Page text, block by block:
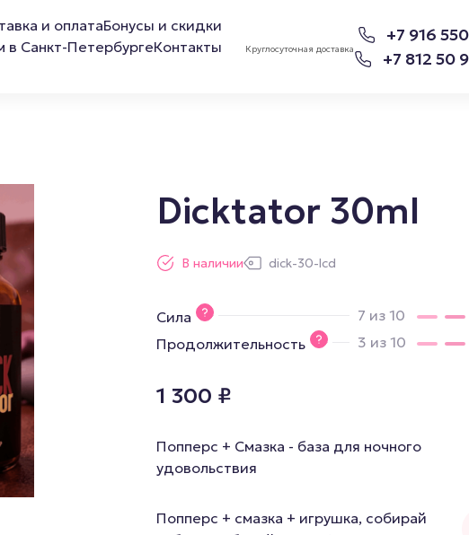
и оплатаБонусы и скидки
в Санкт-ПетербургеКонтакты
Круглосуточная доставка
+7 916
+7 812 50
Расслабляющая смазка
Обезболивающая смазка
Смазка для фистинга
Силиконовая смазка
Смазка на порошковой
Дилдо
Для члена
Dicktator 30ml
В наличии dick-30-lcd
Сила
7 из 10
Продолжительность
3 из 10
1 300 ₽
Попперс + Смазка - база для ночного
удовольствия
Попперс + смазка + игрушка, собирай